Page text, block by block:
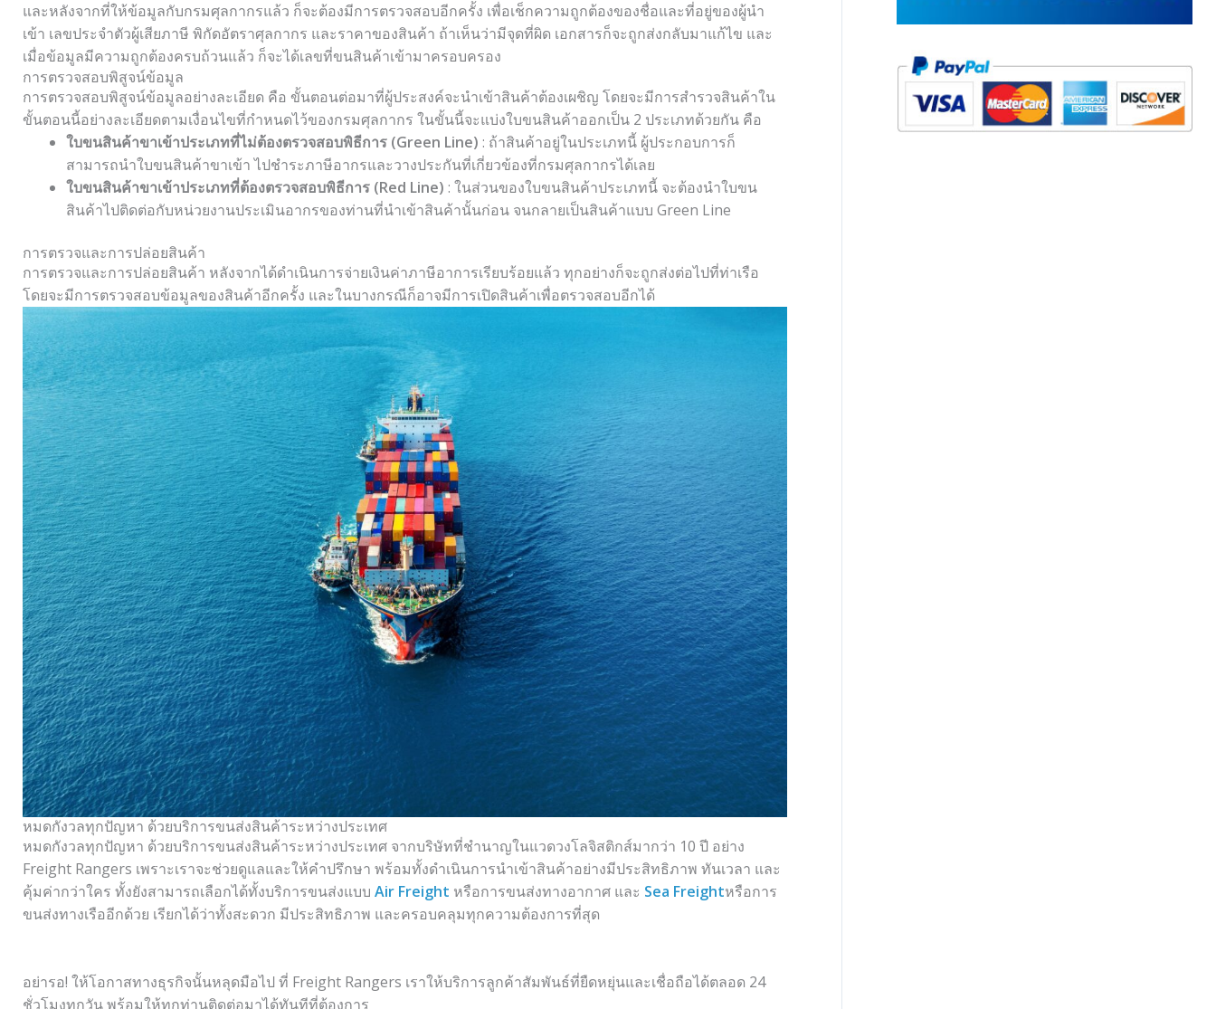
และหลังจากที่ให้ข้อมูลกับกรมศุลกากรแล้ว ก็จะต้องมีการตรวจสอบอีกครั้ง เพื่อเช็กความถูกต้องของชื่อและที่อยู่ของผู้นำ
เข้า เลขประจำตัวผู้เสียภาษี พิกัดอัตราศุลกากร และราคาของสินค้า ถ้าเห็นว่ามีจุดที่ผิด เอกสารก็จะถูกส่งกลับมาแก้ไข และ
เมื่อข้อมูลมีความถูกต้องครบถ้วนแล้ว ก็จะได้เลขที่ขนสินค้าเข้ามาครอบครอง
การตรวจสอบพิสูจน์ข้อมูล
การตรวจสอบพิสูจน์ข้อมูลอย่างละเอียด คือ ขั้นตอนต่อมาที่ผู้ประสงค์จะนำเข้าสินค้าต้องเผชิญ โดยจะมีการสำรวจสินค้าใน
ขั้นตอนนี้อย่างละเอียดตามเงื่อนไขที่กำหนดไว้ของกรมศุลกากร ในขั้นนี้จะแบ่งใบขนสินค้าออกเป็น 2 ประเภทด้วยกัน คือ
ใบขนสินค้าขาเข้าประเภทที่ไม่ต้องตรวจสอบพิธีการ (Green Line) : ถ้าสินค้าอยู่ในประเภทนี้ ผู้ประกอบการก็
สามารถนำใบขนสินค้าขาเข้า ไปชำระภาษีอากรและวางประกันที่เกี่ยวข้องที่กรมศุลกากรได้เลย
ใบขนสินค้าขาเข้าประเภทที่ต้องตรวจสอบพิธีการ (Red Line) : ในส่วนของใบขนสินค้าประเภทนี้ จะต้องนำใบขน
สินค้าไปติดต่อกับหน่วยงานประเมินอากรของท่านที่นำเข้าสินค้านั้นก่อน จนกลายเป็นสินค้าแบบ Green Line
การตรวจและการปล่อยสินค้า
การตรวจและการปล่อยสินค้า หลังจากได้ดำเนินการจ่ายเงินค่าภาษีอาการเรียบร้อยแล้ว ทุกอย่างก็จะถูกส่งต่อไปที่ท่าเรือ
โดยจะมีการตรวจสอบข้อมูลของสินค้าอีกครั้ง และในบางกรณีก็อาจมีการเปิดสินค้าเพื่อตรวจสอบอีกได้
หมดกังวลทุกปัญหา ด้วยบริการขนส่งสินค้าระหว่างประเทศ
หมดกังวลทุกปัญหา ด้วยบริการขนส่งสินค้าระหว่างประเทศ จากบริษัทที่ชำนาญในแวดวงโลจิสติกส์มากว่า 10 ปี อย่าง
Freight Rangers เพราะเราจะช่วยดูแลและให้คำปรึกษา พร้อมทั้งดำเนินการนำเข้าสินค้าอย่างมีประสิทธิภาพ ทันเวลา และ
คุ้มค่ากว่าใคร ทั้งยังสามารถเลือกได้ทั้งบริการขนส่งแบบ Air Freight หรือการขนส่งทางอากาศ และ Sea Freightหรือการ
ขนส่งทางเรืออีกด้วย เรียกได้ว่าทั้งสะดวก มีประสิทธิภาพ และครอบคลุมทุกความต้องการที่สุด
อย่ารอ! ให้โอกาสทางธุรกิจนั้นหลุดมือไป ที่ Freight Rangers เราให้บริการลูกค้าสัมพันธ์ที่ยืดหยุ่นและเชื่อถือได้ตลอด 24
ชั่วโมงทุกวัน พร้อมให้ทุกท่านติดต่อมาได้ทันทีที่ต้องการ